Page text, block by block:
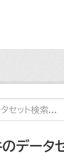
データ